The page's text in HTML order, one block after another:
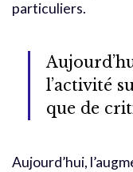
particuliers.
l’activité
que de
Aujourd’hui,